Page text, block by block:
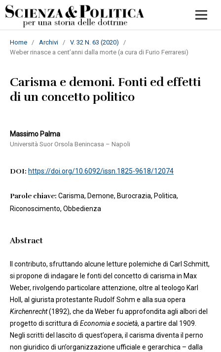
Home / Archivi / V. 32 N. 63 (2020)
/
Weber rinasce a cent’anni dalla morte (a cura di Furio Ferraresi)
Carisma e demoni. Fonti ed effetti
di un concetto politico
Massimo Palma
Università Suor Orsola Benincasa – Napoli
DOI: https://doi.org/10.6092/issn.1825-9618/12074
Parole chiave: Carisma, Demone, Burocrazia, Politica,
Riconoscimento, Obbedienza
Abstract
Il contributo, sfruttando alcune letture polemiche di Carl Schmitt,
si propone di indagare le fonti del concetto di carisma in Max
Weber, rivolgendo particolare attenzione, oltre al teologo Karl
Holl, al giurista protestante Rudolf Sohm e alla sua opera
Kirchenrecht(1892), che da Weber fu approfondita agli albori del
progetto di scrittura di Economia e società, a partire dal 1909.
Negli scritti del lascito di quest’opera, il carisma diventa il perno
non giuridico di un’organizzazione ufficiale e gerarchica – dalla